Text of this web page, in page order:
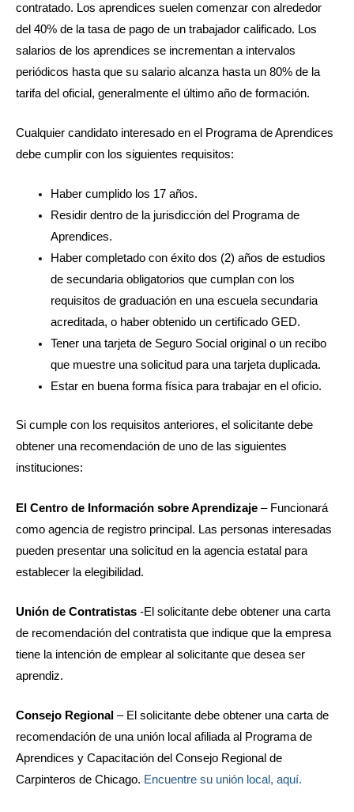
contratado. Los aprendices suelen comenzar con alrededor
del 40% de la tasa de pago de un trabajador calificado. Los
salarios de los aprendices se incrementan a intervalos
periódicos hasta que su salario alcanza hasta un 80% de la
tarifa del oficial, generalmente el último año de formación.
Cualquier candidato interesado en el Programa de Aprendices
debe cumplir con los siguientes requisitos:
Haber cumplido los 17 años.
Residir dentro de la jurisdicción del Programa de
Aprendices.
Haber completado con éxito dos (2) años de estudios
de secundaria obligatorios que cumplan con los
requisitos de graduación en una escuela secundaria
acreditada, o haber obtenido un certificado GED.
Tener una tarjeta de Seguro Social original o un recibo
que muestre una solicitud para una tarjeta duplicada.
Estar en buena forma física para trabajar en el oficio.
Si cumple con los requisitos anteriores, el solicitante debe
obtener una recomendación de uno de las siguientes
instituciones:
El Centro de Información sobre Aprendizaje – Funcionará
como agencia de registro principal. Las personas interesadas
pueden presentar una solicitud en la agencia estatal para
establecer la elegibilidad.
Unión de Contratistas -El solicitante debe obtener una carta
de recomendación del contratista que indique que la empresa
tiene la intención de emplear al solicitante que desea ser
aprendiz.
Consejo Regional – El solicitante debe obtener una carta de
recomendación de una unión local afiliada al Programa de
Aprendices y Capacitación del Consejo Regional de
Carpinteros de Chicago. Encuentre su unión local, aquí.